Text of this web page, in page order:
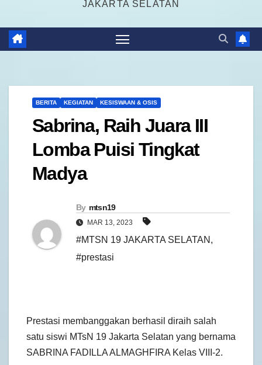
JAKARTA SELATAN
BERITA KEGIATAN KESISWAAN & OSIS
Sabrina, Raih Juara III
Lomba Puisi Tingkat
Madya
By mtsn19
MAR 13, 2023
#MTSN 19 JAKARTA SELATAN ,
#prestasi
Prestasi membanggakan berhasil diraih salah
satu siswi MTsN 19 Jakarta Selatan yang bernama
SABRINA FADILLA ALMAGHFIRA Kelas VIII-2.